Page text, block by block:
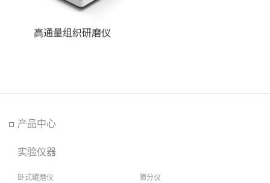
高通量组织研磨仪
产品中心
实验仪器
卧式罐磨仪 筛分仪